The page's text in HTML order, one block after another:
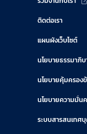
ติดต่อเรา
แผนผังเว็บไซต์
นโยบายธรรมาภิ
นโยบายคุ้มครอ
นโยบายความมั่น
ระบบสารสนเทศ